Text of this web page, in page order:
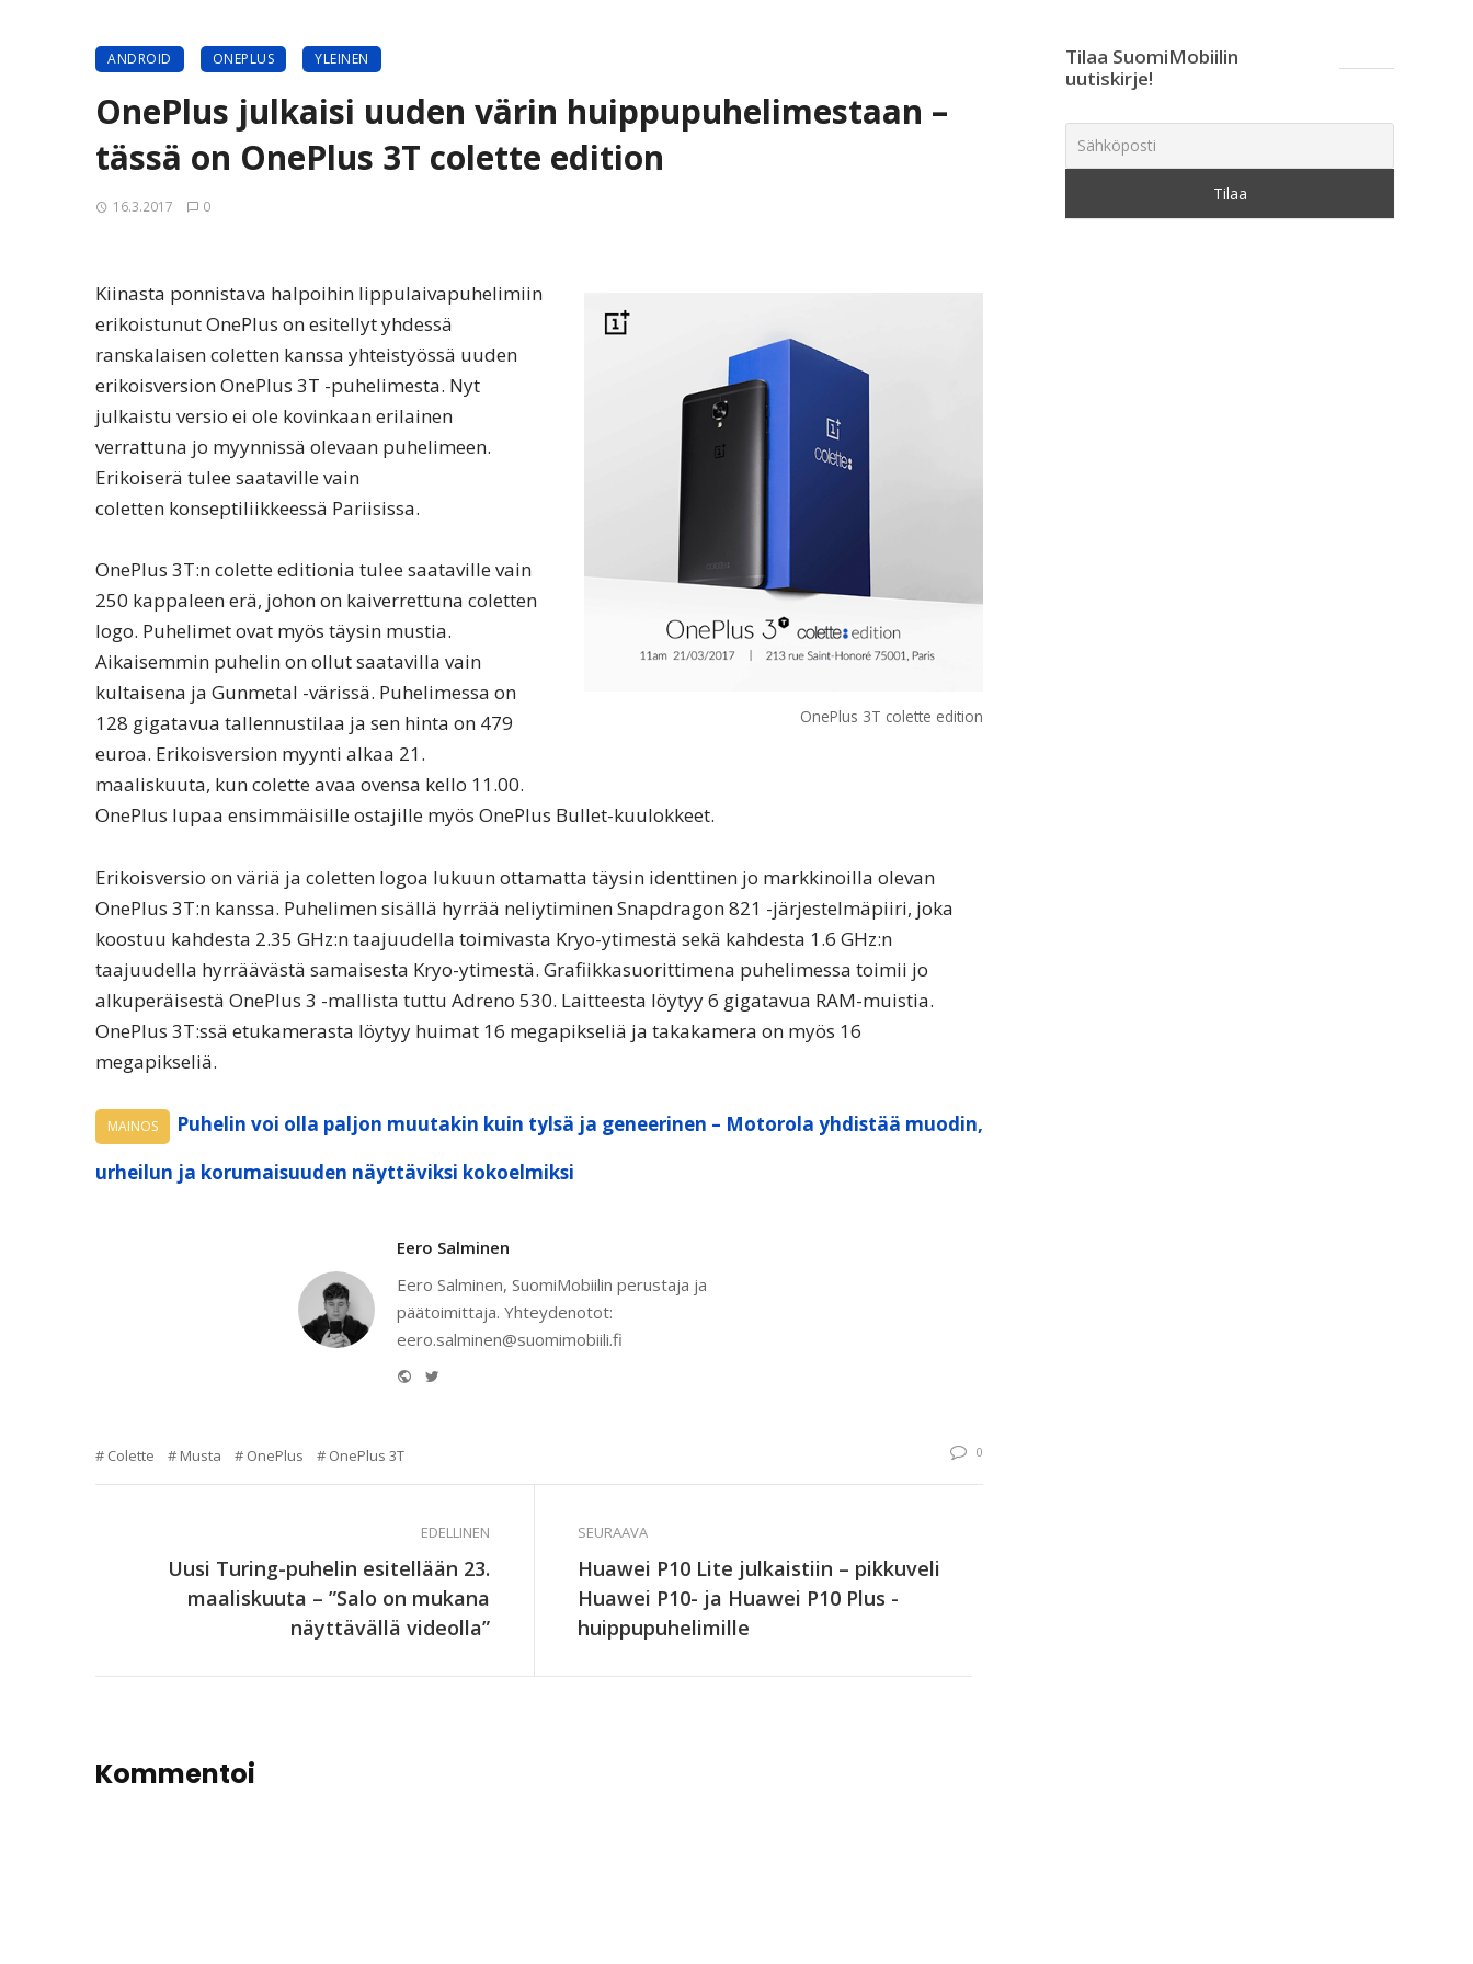
ANDROID ONEPLUS YLEINEN
OnePlus julkaisi uuden värin huippupuhelimestaan –
tässä on OnePlus 3T colette edition
16.3.2017 0
OnePlus 3T colette edition
Kiinasta ponnistava halpoihin lippulaivapuhelimiin
erikoistunut OnePlus on esitellyt yhdessä
ranskalaisen coletten kanssa yhteistyössä uuden
erikoisversion OnePlus 3T -puhelimesta. Nyt
julkaistu versio ei ole kovinkaan erilainen
verrattuna jo myynnissä olevaan puhelimeen.
Erikoiserä tulee saataville vain
coletten konseptiliikkeessä Pariisissa.
OnePlus 3T:n colette editionia tulee saataville vain
250 kappaleen erä, johon on kaiverrettuna coletten
logo. Puhelimet ovat myös täysin mustia.
Aikaisemmin puhelin on ollut saatavilla vain
kultaisena ja Gunmetal -värissä. Puhelimessa on
128 gigatavua tallennustilaa ja sen hinta on 479
euroa. Erikoisversion myynti alkaa 21.
maaliskuuta, kun colette avaa ovensa kello 11.00.
OnePlus lupaa ensimmäisille ostajille myös OnePlus Bullet-kuulokkeet.
Erikoisversio on väriä ja coletten logoa lukuun ottamatta täysin identtinen jo markkinoilla olevan
OnePlus 3T:n kanssa. Puhelimen sisällä hyrrää neliytiminen Snapdragon 821 -järjestelmäpiiri, joka
koostuu kahdesta 2.35 GHz:n taajuudella toimivasta Kryo-ytimestä sekä kahdesta 1.6 GHz:n
taajuudella hyrräävästä samaisesta Kryo-ytimestä. Grafiikkasuorittimena puhelimessa toimii jo
alkuperäisestä OnePlus 3 -mallista tuttu Adreno 530. Laitteesta löytyy 6 gigatavua RAM-muistia.
OnePlus 3T:ssä etukamerasta löytyy huimat 16 megapikseliä ja takakamera on myös 16
megapikseliä.
MAINOS
Puhelin voi olla paljon muutakin kuin tylsä ja geneerinen – Motorola yhdistää muodin,
urheilun ja korumaisuuden näyttäviksi kokoelmiksi
Eero Salminen
Eero Salminen, SuomiMobiilin perustaja ja
päätoimittaja. Yhteydenotot:
eero.salminen@suomimobiili.fi
Website
Colette Musta OnePlus OnePlus 3T 0
EDELLINEN
Uusi Turing-puhelin esitellään 23.
maaliskuuta – ”Salo on mukana
näyttävällä videolla”
SEURAAVA
Huawei P10 Lite julkaistiin – pikkuveli
Huawei P10- ja Huawei P10 Plus -
huippupuhelimille
Kommentoi
Tilaa SuomiMobiilin
uutiskirje!